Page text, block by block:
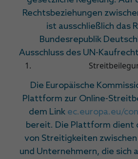
Rechtsbeziehungen
ist ausschließlich das
Bundesrepublik
Ausschluss des UN-
Die Europäische
Plattform zur Online-
dem Link ec.europa.eu/
bereit. Die Plattform dient
von Streitigkeiten
und Unternehmern, die sich